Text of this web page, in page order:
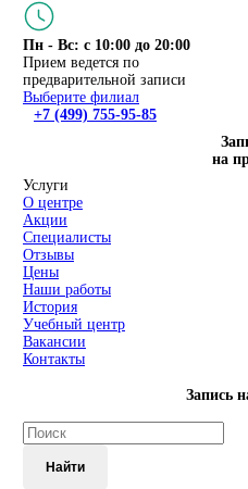
Пн - Вс: с 10:00 до 20:00
Прием ведется по
предварительной записи
Выберите филиал
+7 (499) 755-95-85
на
Услуги
О центре
Акции
Специалисты
Отзывы
Цены
Наши работы
История
Учебный центр
Вакансии
Контакты
Запись
Найти